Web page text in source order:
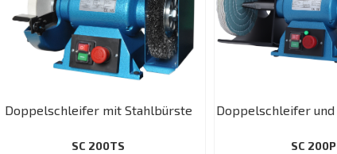
Doppelschleifer mit Stahlbürste
SC 200TS
Doppelschleifer
SC